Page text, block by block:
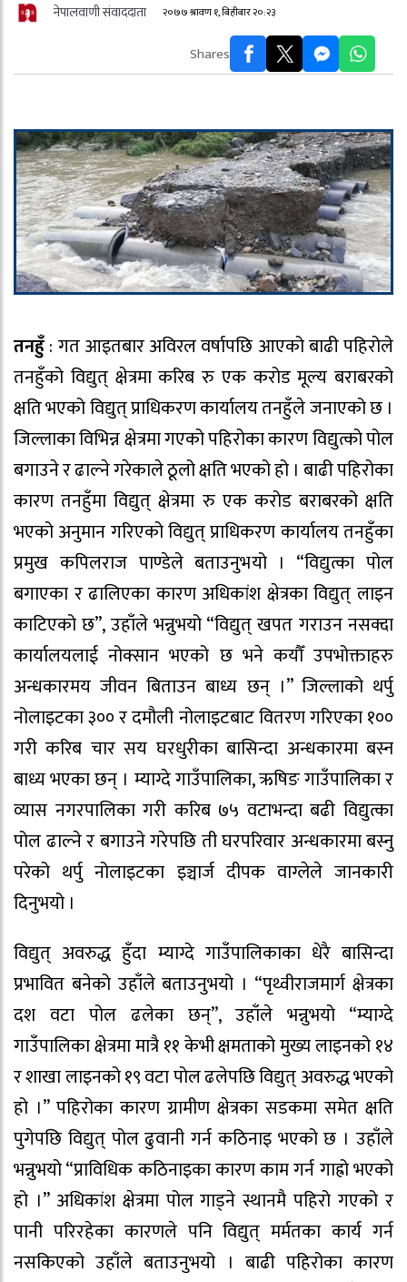
नेपालवाणी संवाददाता २०७७ श्रावण १, बिहीबार २०:२३
Shares
तनहुँ: गत आइतबार अविरल वर्षापछि आएको बाढी पहिरोले
तनहुँको विद्युत् क्षेत्रमा करिब रु एक करोड मूल्य बराबरको
क्षति भएको विद्युत् प्राधिकरण कार्यालय तनहुँले जनाएको छ ।
जिल्लाका विभिन्न क्षेत्रमा गएको पहिरोका कारण विद्युत्को पोल
बगाउने र ढाल्ने गरेकाले ठूलो क्षति भएको हो । बाढी पहिरोका
कारण तनहुँमा विद्युत् क्षेत्रमा रु एक करोड बराबरको क्षति
भएको अनुमान गरिएको विद्युत् प्राधिकरण कार्यालय तनहुँका
प्रमुख कपिलराज पाण्डेले बताउनुभयो । “विद्युत्का पोल
बगाएका र ढालिएका कारण अधिकांश क्षेत्रका विद्युत् लाइन
काटिएको छ”, उहाँले भन्नुभयो “विद्युत् खपत गराउन नसक्दा
कार्यालयलाई नोक्सान भएको छ भने कयौँ उपभोक्ताहरु
अन्धकारमय जीवन बिताउन बाध्य छन् ।” जिल्लाको थर्पु
नोलाइटका ३०० र दमौली नोलाइटबाट वितरण गरिएका १००
गरी करिब चार सय घरधुरीका बासिन्दा अन्धकारमा बस्न
बाध्य भएका छन् । म्याग्दे गाउँपालिका, ऋषिङ गाउँपालिका र
व्यास नगरपालिका गरी करिब ७५ वटाभन्दा बढी विद्युत्का
पोल ढाल्ने र बगाउने गरेपछि ती घरपरिवार अन्धकारमा बस्नु
परेको थर्पु नोलाइटका इञ्चार्ज दीपक वाग्लेले जानकारी
दिनुभयो ।
विद्युत् अवरुद्ध हुँदा म्याग्दे गाउँपालिकाका धेरै बासिन्दा
प्रभावित बनेको उहाँले बताउनुभयो । “पृथ्वीराजमार्ग क्षेत्रका
दश वटा पोल ढलेका छन्”, उहाँले भन्नुभयो “म्याग्दे
गाउँपालिका क्षेत्रमा मात्रै ११ केभी क्षमताको मुख्य लाइनको १४
र शाखा लाइनको १९ वटा पोल ढलेपछि विद्युत् अवरुद्ध भएको
हो ।” पहिरोका कारण ग्रामीण क्षेत्रका सडकमा समेत क्षति
पुगेपछि विद्युत् पोल ढुवानी गर्न कठिनाइ भएको छ । उहाँले
भन्नुभयो “प्राविधिक कठिनाइका कारण काम गर्न गाह्रो भएको
हो ।” अधिकांश क्षेत्रमा पोल गाड्ने स्थानमै पहिरो गएको र
पानी परिरहेका कारणले पनि विद्युत् मर्मतका कार्य गर्न
नसकिएको उहाँले बताउनुभयो । बाढी पहिरोका कारण